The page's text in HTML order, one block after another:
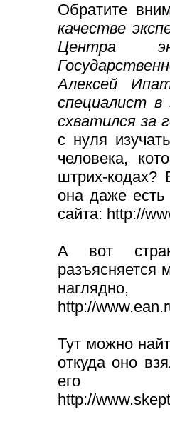
Обратите
качестве
Центра
Алексей
специалист
схватился за
с нуля
человека,
штрих-кодах?
она даже есть
сайта: http://
А вот
разъясняется
http://
Тут можно
откуда оно
его
http://